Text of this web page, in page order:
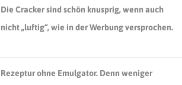
Die Cracker sind schön knusprig, wenn auch
nicht „luftig“, wie in der Werbung versprochen.
Rezeptur ohne Emulgator. Denn weniger